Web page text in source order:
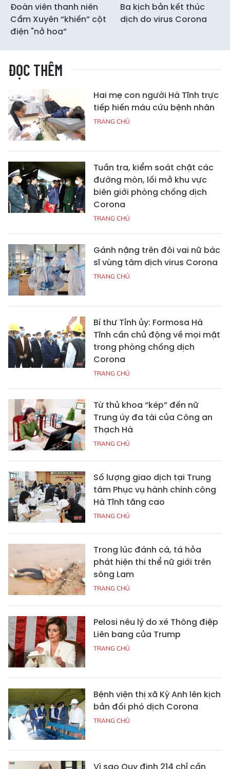
Đoàn viên thanh niên
Cẩm Xuyên “khiến” cột
điện "nở hoa”
Ba kịch bản kết thúc
dịch do virus Corona
ĐỌC THÊM
Hai mẹ con người Hà Tĩnh trực
tiếp hiến máu cứu bệnh nhân
TRANG CHỦ
Tuần tra, kiểm soát chặt các
đường mòn, lối mở khu vực
biên giới phòng chống dịch
Corona
TRANG CHỦ
Gánh nặng trên đôi vai nữ bác
sĩ vùng tâm dịch virus Corona
TRANG CHỦ
Bí thư Tỉnh ủy: Formosa Hà
Tĩnh cần chủ động về mọi mặt
trong phòng chống dịch
Corona
TRANG CHỦ
Từ thủ khoa “kép” đến nữ
Trung úy đa tài của Công an
Thạch Hà
TRANG CHỦ
Số lượng giao dịch tại Trung
tâm Phục vụ hành chính công
Hà Tĩnh tăng cao
TRANG CHỦ
Trong lúc đánh cá, tá hỏa
phát hiện thi thể nữ giới trên
sông Lam
TRANG CHỦ
Pelosi nêu lý do xé Thông điệp
Liên bang của Trump
TRANG CHỦ
Bệnh viện thị xã Kỳ Anh lên kịch
bản đối phó dịch Corona
TRANG CHỦ